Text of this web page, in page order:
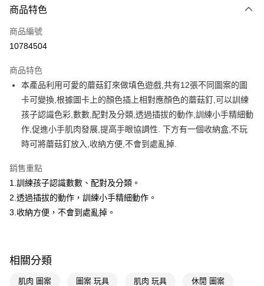
POYA支付
信用卡一次付款
LINE Pay
Apple Pay
街口支付
悠遊付
Google Pay
【關於「AFTEE先享後付」】
２．便利：只要手機號碼，簡訊認證，即可結帳。
運送方式
全家取貨付款
商品特色
商品編號
10784504
商品特色
本產品利用可愛的蘑菇釘來做填色遊戲,共有12張不同圖案的圖
卡可變換,根據圖卡上的顏色插上相對應顏色的蘑菇釘,可以訓練
孩子認識色彩,數數,配對及分類,透過插拔的動作,訓練小手精細動
作,促進小手肌肉發展,提高手眼協調性. 下方有一個收納盒,不玩
時可將蘑菇釘放入,收納方便,不會到處亂掉.
銷售重點
1.訓練孩子認識數數、配對及分類。
2.透過插拔的動作，訓練小手精細動作。
3.收納方便，不會到處亂掉。
相關分類
肌肉 圖案 圖案 玩具 肌肉 玩具 休閒 圖案